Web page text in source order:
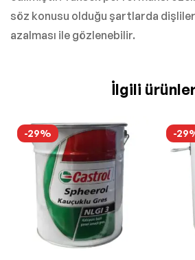
söz konusu olduğu şartlarda
azalması ile gözlenebilir.
İlgili
-29% -